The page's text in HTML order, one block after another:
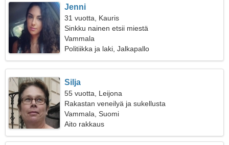
Jenni
31 vuotta, Kauris
Sinkku nainen etsii miestä
Vammala
Politiikka ja laki, Jalkapallo
Silja
55 vuotta, Leijona
Rakastan veneilyä ja sukellusta
Vammala, Suomi
Aito rakkaus